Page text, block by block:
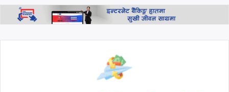
उद्घाटन, शैक्षिक कर्जा, वित्तीय